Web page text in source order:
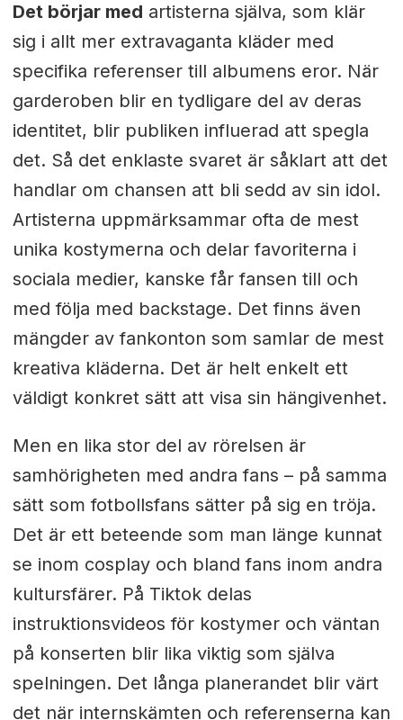
Det börjar med artisterna själva, som klär
sig i allt mer extravaganta kläder med
specifika referenser till albumens eror. När
garderoben blir en tydligare del av deras
identitet, blir publiken influerad att spegla
det. Så det enklaste svaret är såklart att det
handlar om chansen att bli sedd av sin idol.
Artisterna uppmärksammar ofta de mest
unika kostymerna och delar favoriterna i
sociala medier, kanske får fansen till och
med följa med backstage. Det finns även
mängder av fankonton som samlar de mest
kreativa kläderna. Det är helt enkelt ett
väldigt konkret sätt att visa sin hängivenhet.
Men en lika stor del av rörelsen är
samhörigheten med andra fans – på samma
sätt som fotbollsfans sätter på sig en tröja.
Det är ett beteende som man länge kunnat
se inom cosplay och bland fans inom andra
kultursfärer. På Tiktok delas
instruktionsvideos för kostymer och väntan
på konserten blir lika viktig som själva
spelningen. Det långa planerandet blir värt
det när internskämten och referenserna kan